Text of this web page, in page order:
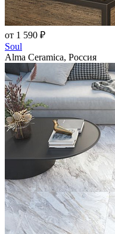
от 1 590 ₽
Soul
Alma Ceramica, Россия